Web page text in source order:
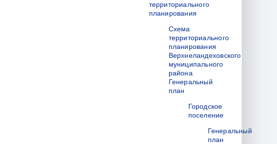
территориального
планирования
Схема
территориального
планирования
Верхнеландеховского
муниципального
района
Генеральный
план
Городское
поселение
Генеральный
план